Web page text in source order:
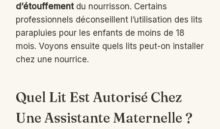
d’étouffementdu nourrisson. Certains
professionnels déconseillent l’utilisation des lits
parapluies pour les enfants de moins de 18
mois. Voyons ensuite quels lits peut-on installer
chez une nourrice.
Quel Lit Est Autorisé Chez
Une Assistante Maternelle ?